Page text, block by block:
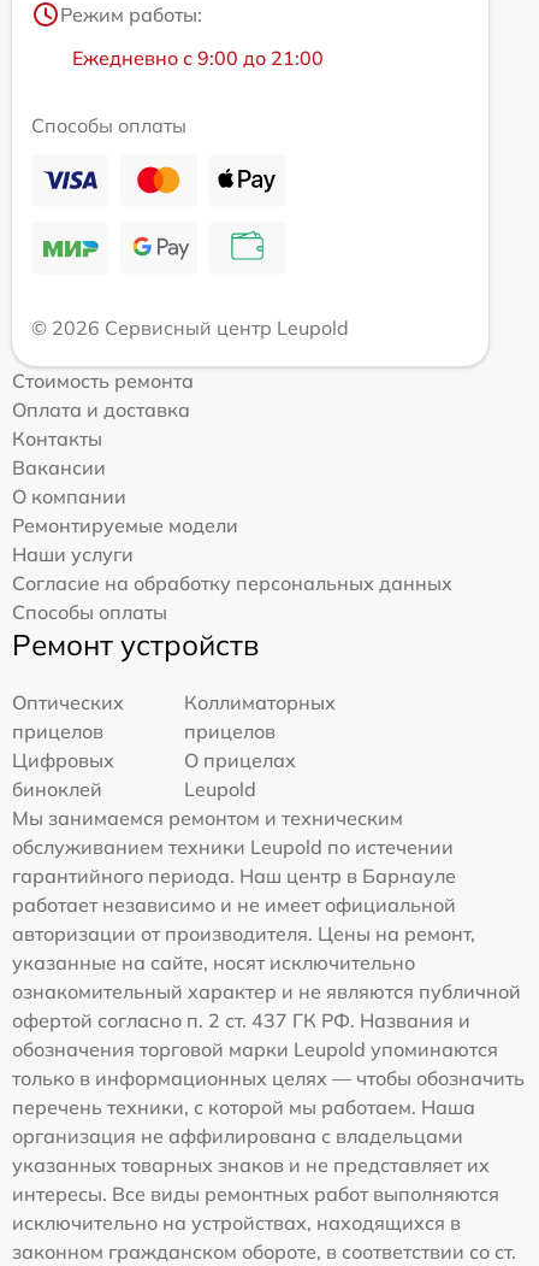
Режим работы:
Ежедневно с 9:00 до 21:00
Способы оплаты
© 2026 Сервисный центр Leupold
Стоимость ремонта
Оплата и доставка
Контакты
Вакансии
О компании
Ремонтируемые модели
Наши услуги
Согласие на обработку персональных данных
Способы оплаты
Ремонт устройств
Оптических
прицелов
Коллиматорных
прицелов
Цифровых
биноклей
О прицелах
Leupold
Мы занимаемся ремонтом и техническим
обслуживанием техники Leupold по истечении
гарантийного периода. Наш центр в Барнауле
работает независимо и не имеет официальной
авторизации от производителя. Цены на ремонт,
указанные на сайте, носят исключительно
ознакомительный характер и не являются публичной
офертой согласно п. 2 ст. 437 ГК РФ. Названия и
обозначения торговой марки Leupold упоминаются
только в информационных целях — чтобы обозначить
перечень техники, с которой мы работаем. Наша
организация не аффилирована с владельцами
указанных товарных знаков и не представляет их
интересы. Все виды ремонтных работ выполняются
исключительно на устройствах, находящихся в
законном гражданском обороте, в соответствии со ст.